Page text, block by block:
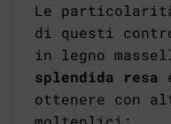
Le
di questi
in legno
splendida resa
ottenere con